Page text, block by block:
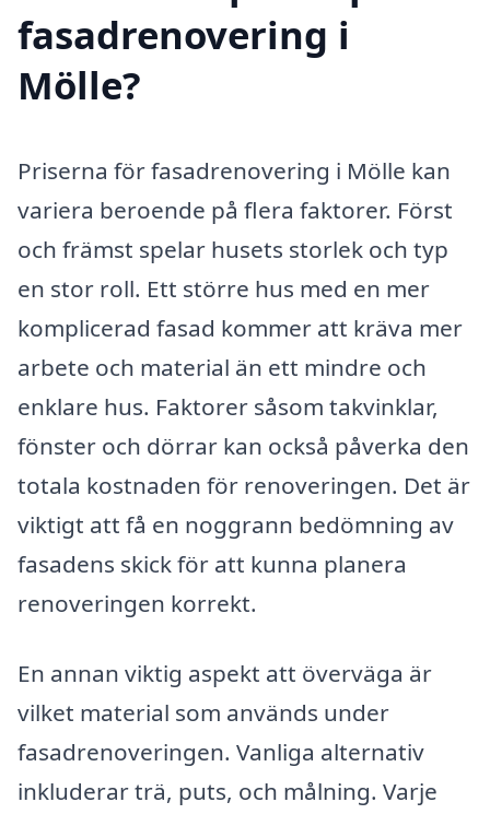
fasadrenovering i
Mölle?
Priserna för fasadrenovering i Mölle kan
variera beroende på flera faktorer. Först
och främst spelar husets storlek och typ
en stor roll. Ett större hus med en mer
komplicerad fasad kommer att kräva mer
arbete och material än ett mindre och
enklare hus. Faktorer såsom takvinklar,
fönster och dörrar kan också påverka den
totala kostnaden för renoveringen. Det är
viktigt att få en noggrann bedömning av
fasadens skick för att kunna planera
renoveringen korrekt.
En annan viktig aspekt att överväga är
vilket material som används under
fasadrenoveringen. Vanliga alternativ
inkluderar trä, puts, och målning. Varje